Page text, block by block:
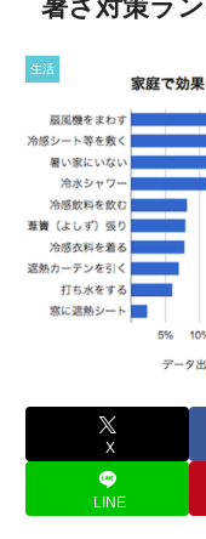
暑さ対策ラ
生活
X
LINE